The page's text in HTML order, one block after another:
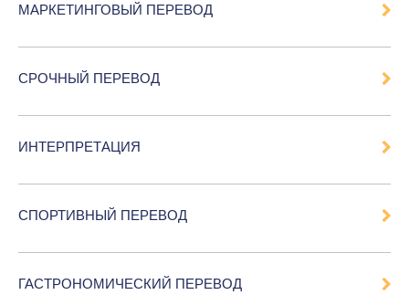
МАРКЕТИНГОВЫЙ ПЕРЕВОД
СРОЧНЫЙ ПЕРЕВОД
ИНТЕРПРЕТАЦИЯ
СПОРТИВНЫЙ ПЕРЕВОД
ГАСТРОНОМИЧЕСКИЙ ПЕРЕВОД